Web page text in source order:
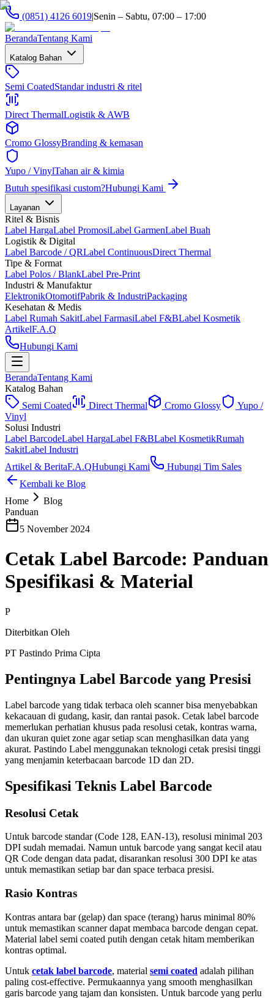
(0851) 4126 6019|Senin – Sabtu, 07:00 – 17:00
BerandaTentang Kami
Katalog Bahan
Semi CoatedStandar industri & ritel
Direct ThermalLogistik & AWB
Cromo GlossyBranding & kemasan
Yupo / VinylTahan air & kimia
Butuh spesifikasi custom?Hubungi Kami
Layanan
Ritel & Bisnis
Label HargaLabel PromosiLabel GarmenLabel Buah
Logistik & Digital
Label Barcode / QRLabel ContinuousDirect Thermal
Tipe & Format
Label Polos / BlankLabel Pre-Print
Industri & Manufaktur
ElektronikOtomotifPabrik & IndustriPackaging
Kesehatan & Medis
Label Rumah SakitLabel FarmasiLabel F&BLabel Kosmetik
ArtikelF.A.Q
Hubungi Kami
BerandaTentang Kami
Katalog Bahan
Semi Coated
Direct Thermal Cromo Glossy
Yupo /
Vinyl
Solusi Industri
Label BarcodeLabel HargaLabel F&BLabel KosmetikRumah
SakitLabel Industri
Artikel & BeritaF.A.QHubungi Kami
Hubungi Tim Sales
Kembali ke Blog
Home
Blog
Panduan
5 November 2024
Cetak Label Barcode: Panduan
Spesifikasi & Material
P
Diterbitkan Oleh
PT Pastindo Prima Cipta
Pentingnya Label Barcode yang Presisi
Label barcode yang tidak terbaca oleh scanner bisa menyebabkan
kekacauan di gudang, kasir, dan rantai pasok. Cetak label barcode
memerlukan perhatian khusus pada resolusi cetak, kontras warna,
dan ukuran quiet zone agar setiap scan menghasilkan data yang
akurat. Pastindo Label menggunakan teknologi cetak presisi tinggi
yang menjamin keterbacaan barcode 1D dan 2D.
Spesifikasi Teknis Label Barcode
Resolusi Cetak
Untuk barcode standar (Code 128, EAN-13), resolusi minimal 203
DPI sudah memadai. Namun untuk barcode yang sangat kecil atau
QR Code dengan data padat, disarankan resolusi 300 DPI ke atas
untuk memastikan setiap bar dan space terbaca presisi.
Rasio Kontras
Kontras antara bar (gelap) dan space (terang) harus minimal 80%
untuk memastikan scanner dapat membaca barcode dengan cepat.
Material label semi coated putih dengan cetak hitam memberikan
kontras optimal.
Untuk cetak label barcode, material semi coated adalah pilihan
paling cost-effective. Permukaannya yang smooth menghasilkan
garis barcode yang tajam dan konsisten. Untuk barcode yang perlu